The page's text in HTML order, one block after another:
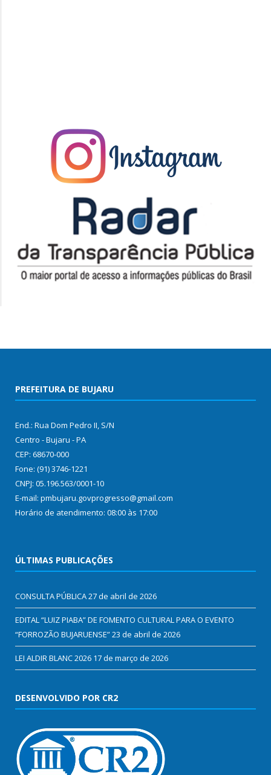
PREFEITURA DE BUJARU
End.: Rua Dom Pedro II, S/N
Centro - Bujaru - PA
CEP: 68670-000
Fone: (91) 3746-1221
CNPJ: 05.196.563/0001-10
E-mail: pmbujaru.govprogresso@gmail.com
Horário de atendimento: 08:00 às 17:00
ÚLTIMAS PUBLICAÇÕES
CONSULTA PÚBLICA27 de abril de 2026
EDITAL “LUIZ PIABA” DE FOMENTO CULTURAL PARA O EVENTO
“FORROZÃO BUJARUENSE”23 de abril de 2026
LEI ALDIR BLANC 2026 17 de março de 2026
DESENVOLVIDO POR CR2